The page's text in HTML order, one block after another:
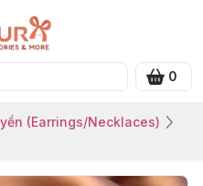
0
(Earrings/Necklaces)